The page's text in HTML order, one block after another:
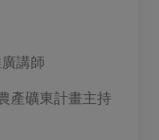
講師
產礦東計畫主持